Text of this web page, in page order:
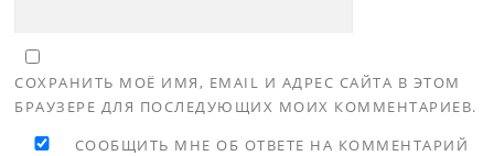
СОХРАНИТЬ МОЁ ИМЯ, EMAIL И АДРЕС САЙТА В ЭТОМ
БРАУЗЕРЕ ДЛЯ ПОСЛЕДУЮЩИХ МОИХ КОММЕНТАРИЕВ.
СООБЩИТЬ МНЕ ОБ ОТВЕТЕ НА КОММЕНТАРИЙ